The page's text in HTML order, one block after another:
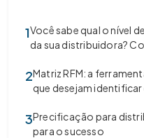
1Você sabe qual o nível
da sua distribuidora?
2Matriz RFM: a
que desejam
3Precificação para
para o sucesso